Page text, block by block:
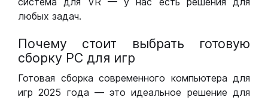
любых задач.
Почему стоит выбрать готовую
сборку РС для игр
Готовая сборка современного компьютера для
игр 2025 года — это идеальное решение для